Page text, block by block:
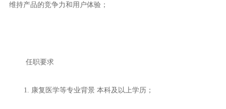
维持产品的竞争力和用户体验；
任职要求
1. 康复医学等专业背景 本科及以上学历；